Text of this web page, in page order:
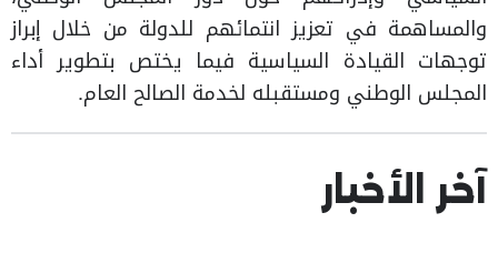
والمساهمة في تعزيز انتمائهم للدولة من خلال إبراز
توجهات القيادة السياسية فيما يختص بتطوير أداء
المجلس الوطني ومستقبله لخدمة الصالح العام.
آخر الأخبار